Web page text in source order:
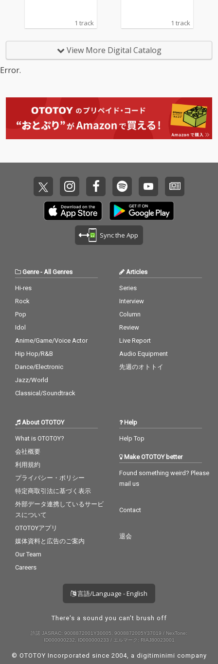
1 track 1 track
View More Digital Catalog
Error.
Sync the App
Genre-All Genres
Hi-res
Rock
Pop
Idol
Anime/Game/Voice Actor
Hip Hop/R&B
Dance/Electronic
Jazz/World
Classical/Soundtrack
Articles
Series
Interview
Column
Review
Live Report
Audio Equipment
先週のオトトイ
About OTOTOY
What is OTOTOY?
会社概要
利用規約
プライバシー・ポリシー
特定商取引法に基づく表示
外部データ連携しているサービ
スについて
OTOTOYアプリ
媒体資料と広告のご案内
Our Team
Careers
Help
Help Top
Make OTOTOY better
Found something weird? Please
mail us
Contact
退会
言語/Language - English
There's a sound you can't brush off
許諾 JASRAC: 9008872001Y30005, 9008872005Y37019 / NexTone:
ID000000232, ID000000233 / エルマーク: RIAJ80023001
© OTOTOY Incorporated since 2004, a digitiminimi company